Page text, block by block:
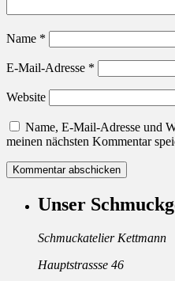
Name *
E-Mail-Adresse *
Website
Name, E-Mail-Adresse und
meinen nächsten Kommentar
Unser
Schmuckatelier Kettmann
Hauptstrassse 46